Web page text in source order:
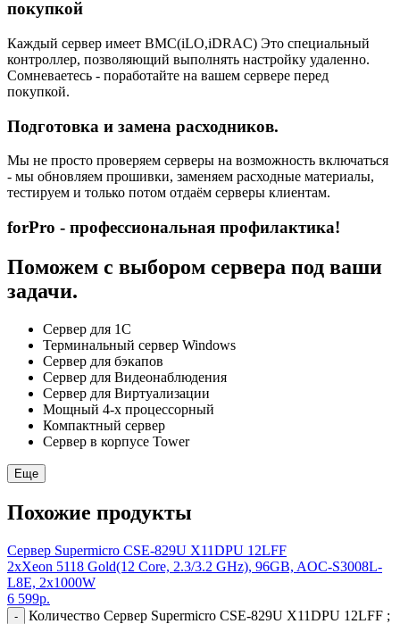
покупкой
Каждый сервер имеет BMC(iLO,iDRAC) Это специальный
контроллер, позволяющий выполнять настройку удаленно.
Сомневаетесь - поработайте на вашем сервере перед
покупкой.
Подготовка и замена расходников.
Мы не просто проверяем серверы на возможность включаться
- мы обновляем прошивки, заменяем расходные материалы,
тестируем и только потом отдаём серверы клиентам.
forPro - профессиональная профилактика!
Поможем с выбором сервера под ваши
задачи.
Сервер для 1С
Терминальный сервер Windows
Сервер для бэкапов
Сервер для Видеонаблюдения
Сервер для Виртуализации
Мощный 4-х процессорный
Компактный сервер
Сервер в корпусе Tower
Еще
Похожие продукты
Сервер Supermicro CSE-829U X11DPU 12LFF
2xXeon 5118 Gold(12 Core, 2.3/3.2 GHz), 96GB, AOC-S3008L-
L8E, 2x1000W
6 599р.
-
Количество Сервер Supermicro CSE-829U X11DPU 12LFF ;